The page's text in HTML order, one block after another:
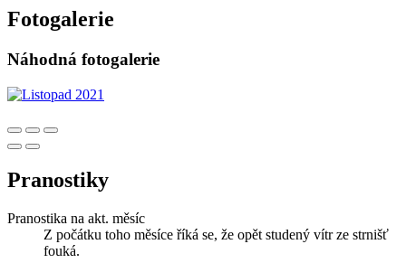
Fotogalerie
Náhodná fotogalerie
Pranostiky
Pranostika na akt. měsíc
Z počátku toho měsíce říká se, že opět studený vítr ze strnišť
fouká.